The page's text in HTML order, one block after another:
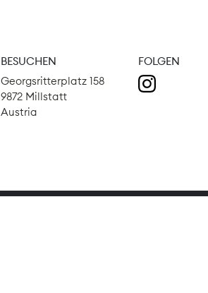
BESUCHEN
Georgsritterplatz 158
9872 Millstatt
Austria
FOLGEN